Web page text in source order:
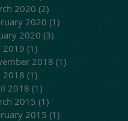
2020 (2)
2020 (1)
2020 (3)
2019 (1)
2018 (1)
2018 (1)
2018 (1)
2015 (1)
2015 (1)